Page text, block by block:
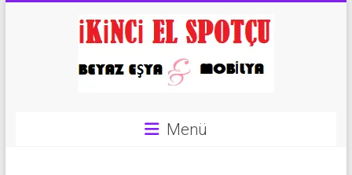
Menü